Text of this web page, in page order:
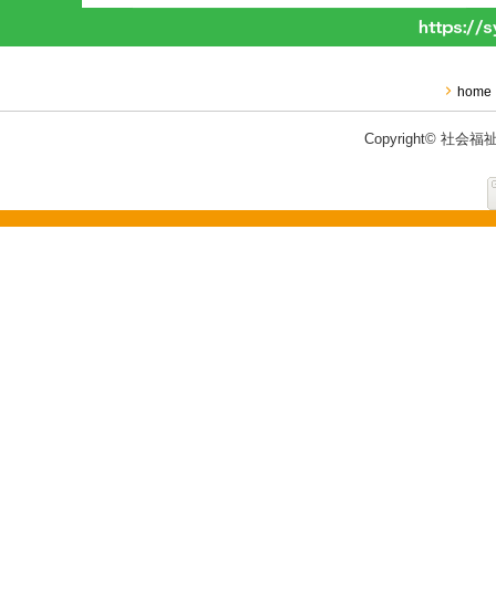
home
Copyright© 社会福